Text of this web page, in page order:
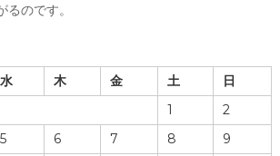
のです。
水 木 金 土
日
1
2
5 6 7 8
9